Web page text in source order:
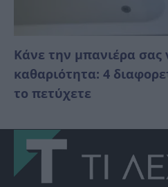
Κάνε την μπανιέρα
καθαριότητα: 4
το πετύχετε